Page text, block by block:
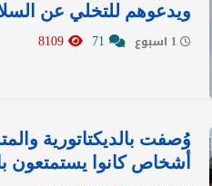
ويدعوهم للتخلي عن
وُصفت بالديكتاتورية
أشخاص كانوا يستمتعون